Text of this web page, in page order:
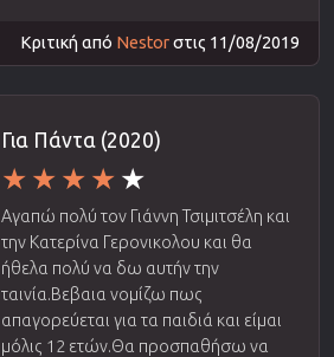
Κριτική από Nestorστις 11/08/2019
Για Πάντα (2020)
Αγαπώ πολύ τον Γιάννη Τσιμιτσέλη και
την Κατερίνα Γερονικολου και θα
ήθελα πολύ να δω αυτήν την
ταινία.Βεβαια νομίζω πως
απαγορεύεται για τα παιδιά και είμαι
μόλις 12 ετών.Θα προσπαθήσω να